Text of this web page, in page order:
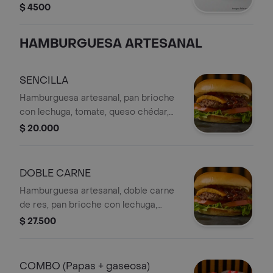
$ 4500
HAMBURGUESA ARTESANAL
SENCILLA
Hamburguesa artesanal, pan brioche
con lechuga, tomate, queso chédar,
cebolla y tocineta caramelizada y
$ 20.000
DOBLE CARNE
Hamburguesa artesanal, doble carne
de res, pan brioche con lechuga,
tomate, queso chédar, cebolla y
$ 27.500
COMBO (Papas + gaseosa)